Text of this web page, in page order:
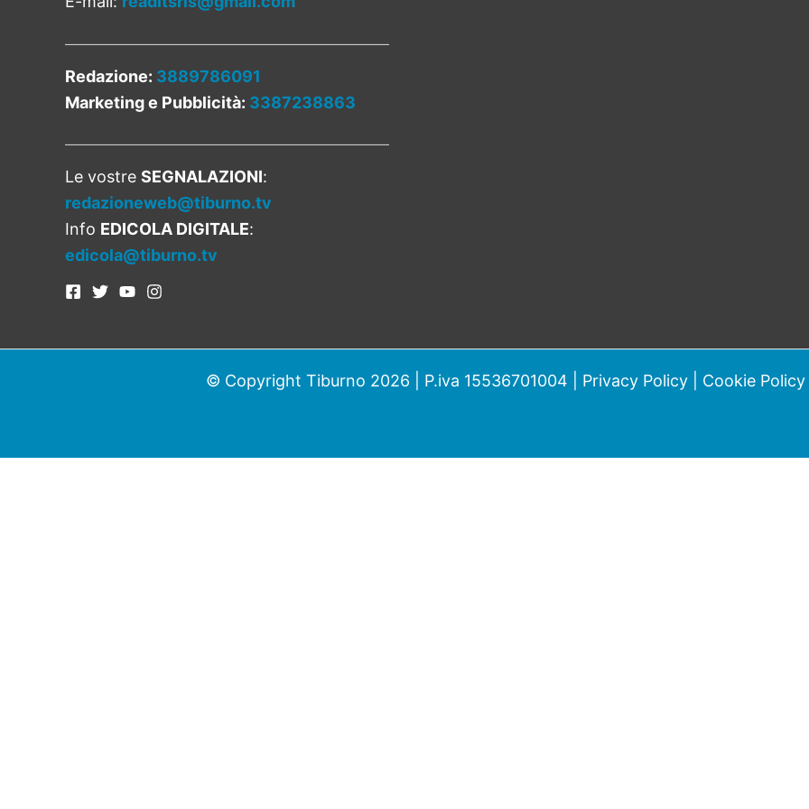
Redazione: 3889786091
Marketing e Pubblicità: 3387238863
Le vostre SEGNALAZIONI:
redazioneweb@tiburno.tv
Info EDICOLA DIGITALE:
edicola@tiburno.tv
© Copyright Tiburno 2026 | P.iva 15536701004 | Privacy Policy Cookie Policy